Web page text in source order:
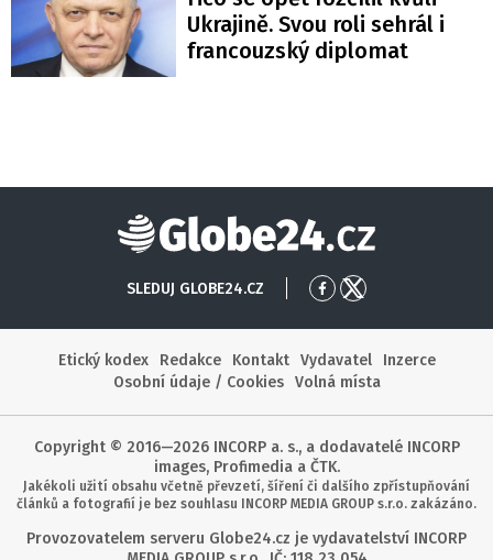
Ukrajině. Svou roli sehrál i
francouzský diplomat
Globe24
SLEDUJ GLOBE24.CZ
Přejít
Facebook
Přejít
X
Etický kodex
Redakce Kontakt Vydavatel
Inzerce
Osobní údaje / Cookies
Volná místa
Copyright © 2016—2026 INCORP a. s., a dodavatelé INCORP
images, Profimedia a ČTK.
Jakékoli užití obsahu včetně převzetí, šíření či dalšího zpřístupňování
článků a fotografií je bez souhlasu INCORP MEDIA GROUP s.r.o. zakázáno.
Provozovatelem serveru Globe24.cz je vydavatelství INCORP